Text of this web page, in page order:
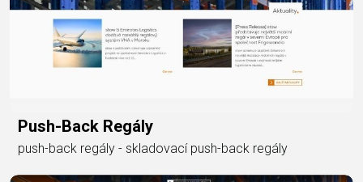
Push-Back Regály
push-back regály - skladovací push-back regály